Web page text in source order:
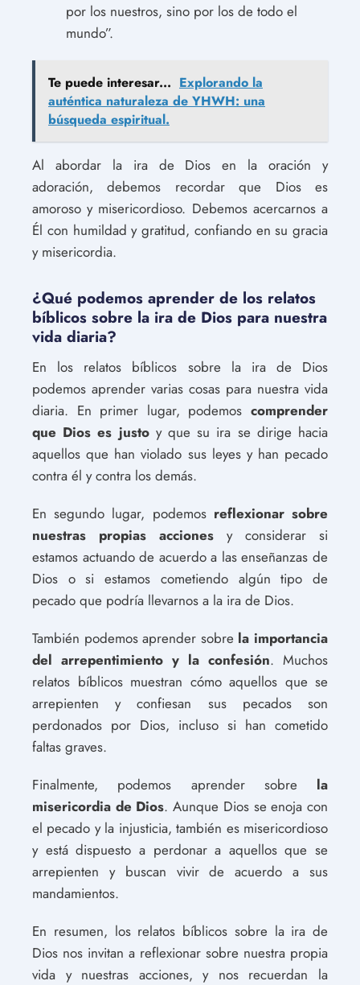
por los nuestros, sino por los de todo el
mundo”.
Te puede interesar... Explorando la
auténtica naturaleza de YHWH: una
búsqueda espiritual.
Al abordar la ira de Dios en la oración y
adoración, debemos recordar que Dios es
amoroso y misericordioso. Debemos acercarnos a
Él con humildad y gratitud, confiando en su gracia
y misericordia.
¿Qué podemos aprender de los relatos
bíblicos sobre la ira de Dios para nuestra
vida diaria?
En los relatos bíblicos sobre la ira de Dios
podemos aprender varias cosas para nuestra vida
diaria. En primer lugar, podemos comprender
que Dios es justoy que su ira se dirige hacia
aquellos que han violado sus leyes y han pecado
contra él y contra los demás.
En segundo lugar, podemos reflexionar sobre
nuestras propias acciones y considerar si
estamos actuando de acuerdo a las enseñanzas de
Dios o si estamos cometiendo algún tipo de
pecado que podría llevarnos a la ira de Dios.
También podemos aprender sobre la importancia
del arrepentimiento y la confesión. Muchos
relatos bíblicos muestran cómo aquellos que se
arrepienten y confiesan sus pecados son
perdonados por Dios, incluso si han cometido
faltas graves.
Finalmente, podemos aprender sobre la
misericordia de Dios. Aunque Dios se enoja con
el pecado y la injusticia, también es misericordioso
y está dispuesto a perdonar a aquellos que se
arrepienten y buscan vivir de acuerdo a sus
mandamientos.
En resumen, los relatos bíblicos sobre la ira de
Dios nos invitan a reflexionar sobre nuestra propia
vida y nuestras acciones, y nos recuerdan la